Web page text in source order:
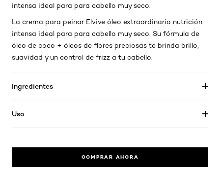
intensa ideal para para cabello muy seco.
La crema para peinar Elvive óleo extraordinario nutrición
intensa ideal para para cabello muy seco. Su fórmula de
óleo de coco + óleos de flores preciosas te brinda brillo,
suavidad y un control de frizz a tu cabello.
Ingredientes
Uso
COMPRAR AHORA